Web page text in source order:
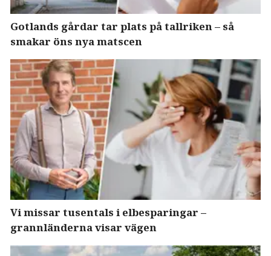
Gotlands gårdar tar plats på tallriken – så
smakar öns nya matscen
Vi missar tusentals i elbesparingar –
grannländerna visar vägen